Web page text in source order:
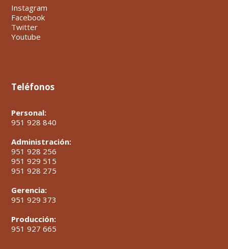
Instagram
Facebook
Twitter
Youtube
Teléfonos
Personal:
951 928 840
Administración:
951 928 256
951 929 515
951 928 275
Gerencia:
951 929 373
Producción:
951 927 665